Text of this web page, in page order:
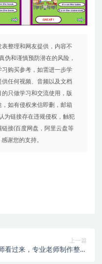
整理和网友提供，内容不
伪和谨慎预防潜在的风险，
购买参考，如需进一步学
任何视频、音频以及文档
只做学习和交流使用，版
如有侵权来信即删，邮箱
为链接存在违规侵权，触犯
接(百度网盘，阿里云盘等
谢您的支持。
上一篇
看过来，专业老师制作整理